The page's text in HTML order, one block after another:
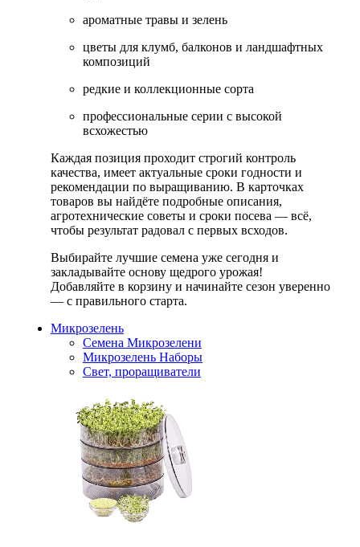
ароматные травы и зелень
цветы для клумб, балконов и ландшафтных
композиций
редкие и коллекционные сорта
профессиональные серии с высокой
всхожестью
Каждая позиция проходит строгий контроль
качества, имеет актуальные сроки годности и
рекомендации по выращиванию. В карточках
товаров вы найдёте подробные описания,
агротехнические советы и сроки посева — всё,
чтобы результат радовал с первых всходов.
Выбирайте лучшие семена уже сегодня и
закладывайте основу щедрого урожая!
Добавляйте в корзину и начинайте сезон уверенно
— с правильного старта.
Микрозелень
Семена Микрозелени
Микрозелень Наборы
Свет, проращиватели